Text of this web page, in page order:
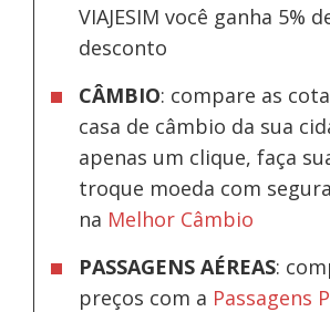
VIAJESIM você ganha 5%
desconto
CÂMBIO: compare as
casa de câmbio da sua
apenas um clique, faça
troque moeda com
na Melhor Câmbio
PASSAGENS AÉREAS:
preços com a Passagens